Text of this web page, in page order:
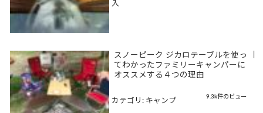
入
スノーピーク ジカロテーブルを使っ
てわかったファミリーキャンパーに
オススメする４つの理由
9.3k件のビュー
カテゴリ: キャンプ